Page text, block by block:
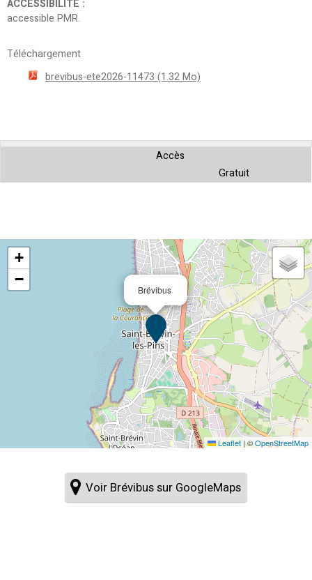
ACCESSIBILITE :
accessible PMR
Téléchargement
brevibus-ete2026-11473 (1.32 Mo)
Accès
Gratuit
Brévibus
+
−
Leaflet | ©OpenStreetMap
Voir Brévibus sur GoogleMaps